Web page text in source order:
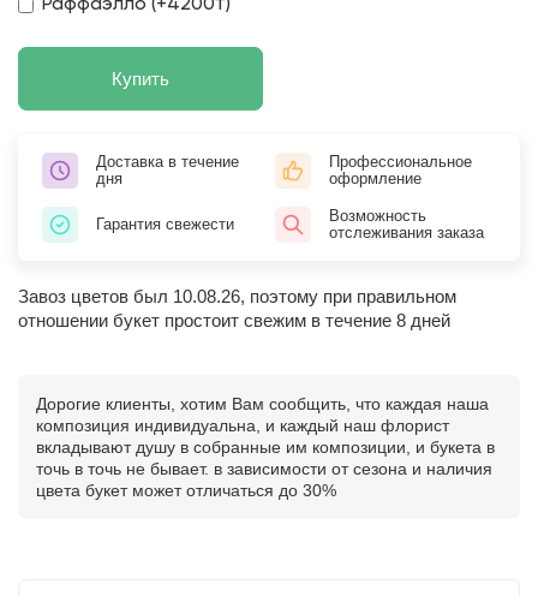
Раффаэлло (+4200₸)
Купить
Доставка в течение
дня
Профессиональное
оформление
Гарантия свежести
Возможность
отслеживания заказа
Завоз цветов был 10.08.26, поэтому при правильном
отношении букет простоит свежим в течение 8 дней
Дорогие клиенты, хотим Вам сообщить, что каждая наша
композиция индивидуальна, и каждый наш флорист
вкладывают душу в собранные им композиции, и букета в
точь в точь не бывает. в зависимости от сезона и наличия
цвета букет может отличаться до 30%